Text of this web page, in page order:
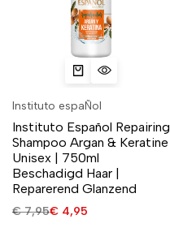
Instituto espaÑol
Instituto Español Repairing
Shampoo Argan & Keratine
Unisex | 750ml
Beschadigd Haar |
Reparerend Glanzend
€7,95€ 4,95